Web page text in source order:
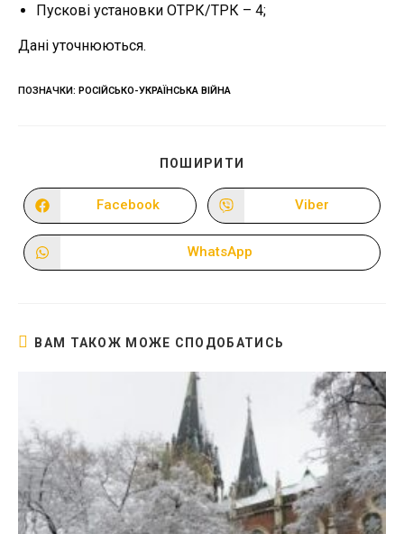
Пускові установки ОТРК/ТРК – 4;
Дані уточнюються.
ПОЗНАЧКИ: РОСІЙСЬКО-УКРАЇНСЬКА ВІЙНА
ПОШИРИТИ
ВМІСТОМ
Відкрити
в
новому
Facebook
Відкрити
в
новому
Viber
Відкрити
в
WhatsApp
ВАМ ТАКОЖ МОЖЕ СПОДОБАТИСЬ